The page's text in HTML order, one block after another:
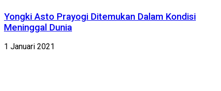
Yongki Asto Prayogi Ditemukan Dalam Kondisi
Meninggal Dunia
1 Januari 2021